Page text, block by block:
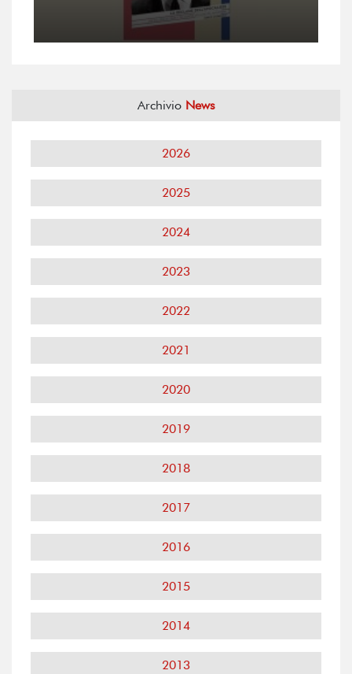
Archivio News
2026
2025
2024
2023
2022
2021
2020
2019
2018
2017
2016
2015
2014
2013